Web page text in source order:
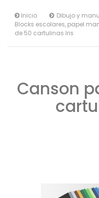
Inicio
Dibujo y
Blocks escolares, papel
de 50 cartulinas Iris
Canson